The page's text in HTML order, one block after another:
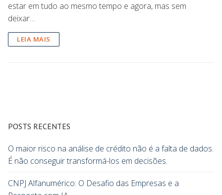
estar em tudo ao mesmo tempo e agora, mas sem
deixar…
LEIA MAIS
POSTS RECENTES
O maior risco na análise de crédito não é a falta de dados.
É não conseguir transformá-los em decisões.
CNPJ Alfanumérico: O Desafio das Empresas e a